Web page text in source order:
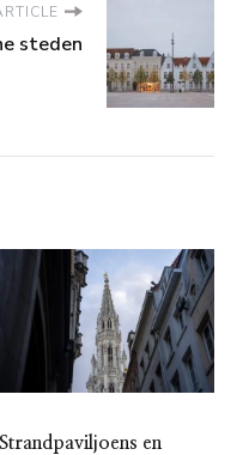
steden
Strandpaviljoens en